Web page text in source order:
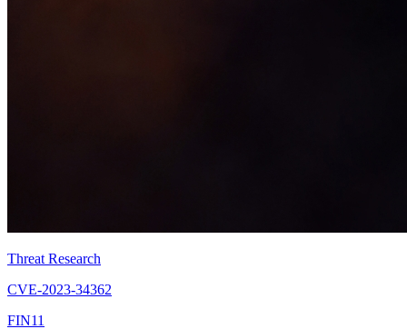
Threat Research
CVE-2023-34362
FIN11